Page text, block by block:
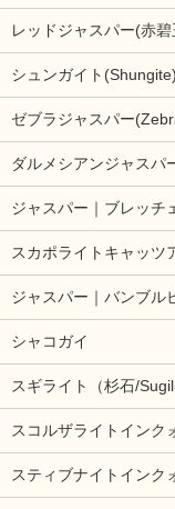
レッドジャスパー(赤
シュンガイト(Shungite)
ゼブラジャスパー
ダルメシアンジャスパ
ジャスパー｜ブレッ
スカポライトキャッツ
ジャスパー｜バンブル
シャコガイ
スギライト（杉石/
スコルザライトインク
スティブナイトインク